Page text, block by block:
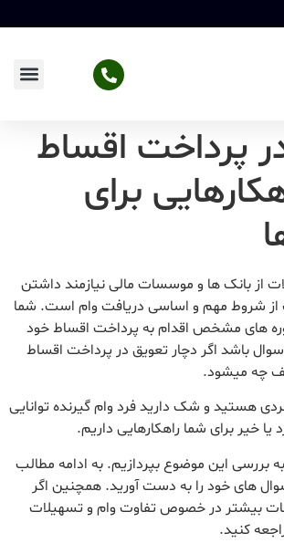
پرداخت اقساط
برای
از بانک ها و موسسات مالی نیازمند داشتن
شروط مهم و اساسی دریافت وام است. شما
های مشخص اقدام به پرداخت اقساط خود
سوال باشد اگر دچار تعویق در پرداخت اقساط
چه میشود.
هستید و شک دارید فرد وام گیرنده توانایی
یا خیر برای شما راهکارهایی داریم.
بررسی این موضوع بپردازیم. به ادامه مطالب
های خود را به دست آورید. همچنین اگر
بیشتر در خصوص تفاوت وام و تسهیلات
کنید.